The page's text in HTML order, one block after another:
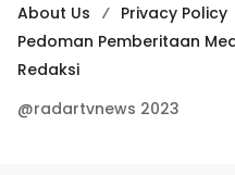
About Us
Privacy Policy
Pedoman Pemberitaan
Redaksi
@radartvnews 2023